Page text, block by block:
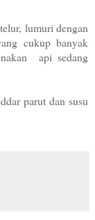
lumuri dengan
cukup banyak
api sedang
parut dan susu